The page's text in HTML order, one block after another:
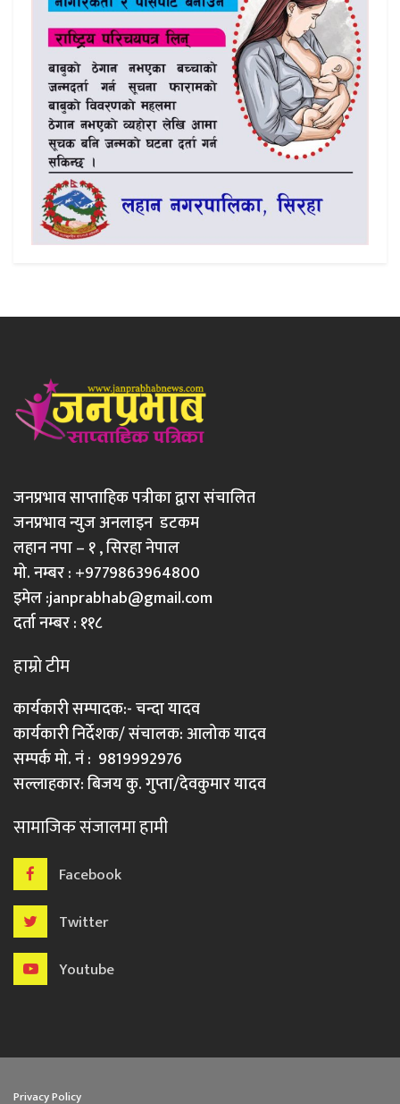
जनप्रभाव साप्ताहिक पत्रीका द्वारा संचालित
जनप्रभाव न्युज अनलाइन डटकम
लहान नपा – १ , सिरहा नेपाल
मो. नम्बर : +9779863964800
इमेल :janprabhab@gmail.com
दर्ता नम्बर : ११८
हाम्रो टीम
कार्यकारी सम्पादक:- चन्दा यादव
कार्यकारी निर्देशक/ संचालक: आलोक यादव
सम्पर्क मो. नं : 9819992976
सल्लाहकार: बिजय कु. गुप्ता/देवकुमार यादव
सामाजिक संजालमा हामी
Facebook
Twitter
Youtube
Privacy Policy